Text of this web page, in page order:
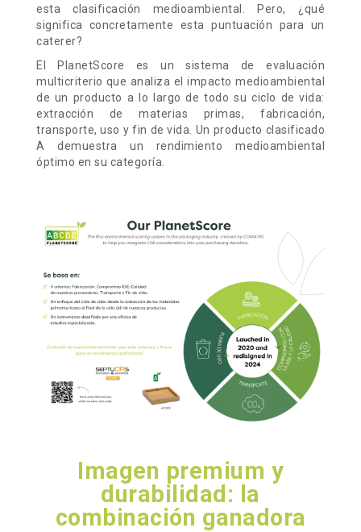
esta clasificación medioambiental. Pero, ¿qué
significa concretamente esta puntuación para un
caterer?
El PlanetScore es un sistema de evaluación
multicriterio que analiza el impacto medioambiental
de un producto a lo largo de todo su ciclo de vida:
extracción de materias primas, fabricación,
transporte, uso y fin de vida. Un producto clasificado
A demuestra un rendimiento medioambiental
óptimo en su categoría.
Imagen premium y
durabilidad: la
combinación ganadora